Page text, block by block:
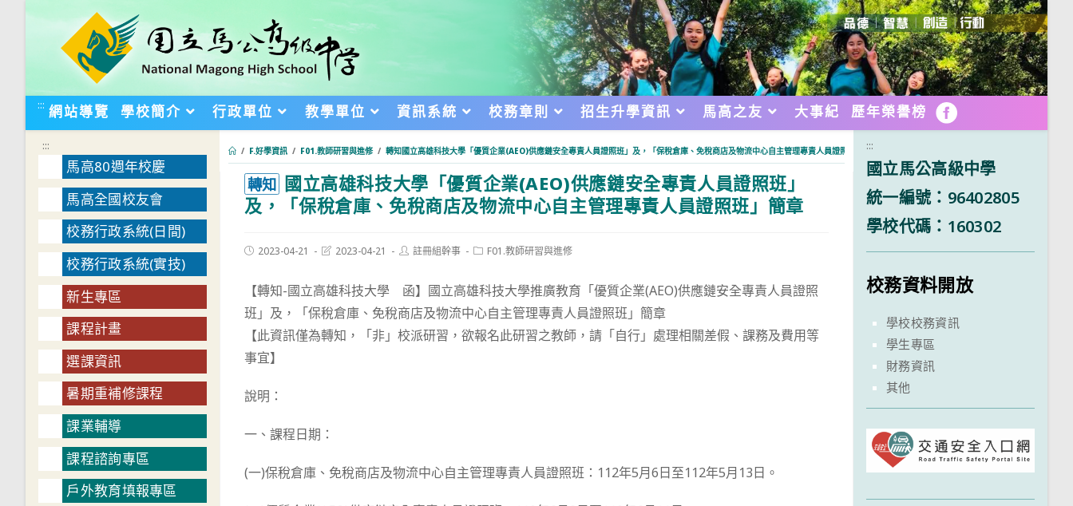
::: 網站導覽 學校簡介 行政單位 教學單位 資訊系統 校務章則 招生升學資訊 馬高之友 大事紀 歷年榮譽榜 FB
/ F.好學資訊 / F01.教師研習與進修 / 轉知國立高雄科技大學「優質企業(AEO)供應鏈安全專責人員證照班」及，「保稅倉庫、免稅商店及物流中心自主管理專責人員證照班」簡章
轉知 國立高雄科技大學「優質企業(AEO)供應鏈安全專責人員證照班」
及，「保稅倉庫、免稅商店及物流中心自主管理專責人員證照班」簡章
Post2023-04-21
Post2023-04-21
Post註冊組幹事
PostF01.教師研習與進修
【轉知-國立高雄科技大學 函】國立高雄科技大學推廣教育「優質企業(AEO)供應鏈安全專責人員證照
班」及，「保稅倉庫、免稅商店及物流中心自主管理專責人員證照班」簡章
【此資訊僅為轉知，「非」校派研習，欲報名此研習之教師，請「自行」處理相關差假、課務及費用等
事宜】
說明：
一、課程日期：
(一)保稅倉庫、免稅商店及物流中心自主管理專責人員證照班：112年5月6日至112年5月13日。
:::
馬高80週年校慶
馬高全國校友會
校務行政系統(日間)
校務行政系統(實技)
新生專區
課程計畫
選課資訊
暑期重補修課程
課業輔導
課程諮詢專區
戶外教育填報專區
:::
國立馬公高級中學
統一編號：96402805
學校代碼：160302
校務資料開放
學校校務資訊
學生專區
財務資訊
其他